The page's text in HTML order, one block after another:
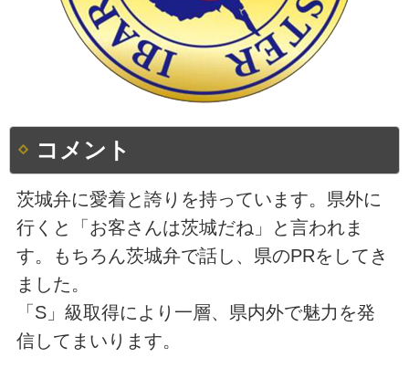
コメント
茨城弁に愛着と誇りを持っています。県外に
行くと「お客さんは茨城だね」と言われま
す。もちろん茨城弁で話し、県のPRをしてき
ました。
「S」級取得により一層、県内外で魅力を発
信してまいります。